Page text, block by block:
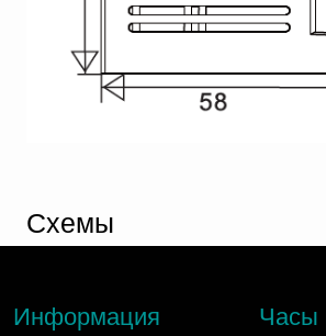
Схемы
Информация Часы